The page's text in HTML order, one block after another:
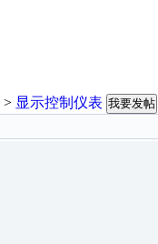
> 显示控制仪表 我要发帖